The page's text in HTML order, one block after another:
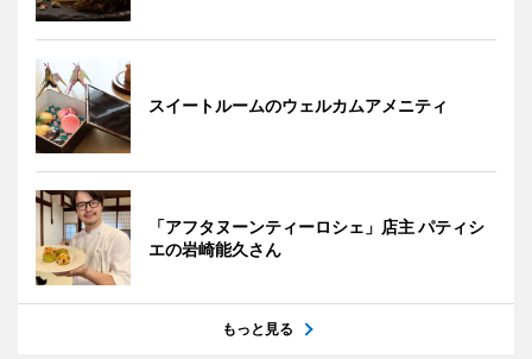
スイートルームのウェルカムアメニティ
「アフタヌーンティーロシェ」店主 パティシ
エの岩崎能久さん
もっと見る